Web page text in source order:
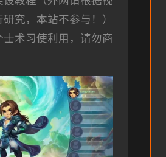
究，本站不参与！）
士术习使利用，请勿商